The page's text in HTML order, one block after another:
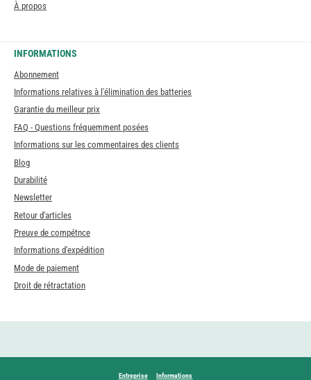
À propos
INFORMATIONS
Abonnement
Informations relatives à l'élimination des batteries
Garantie du meilleur prix
FAQ - Questions fréquemment posées
Informations sur les commentaires des clients
Blog
Durabilité
Newsletter
Retour d'articles
Preuve de compétnce
Informations d'expédition
Mode de paiement
Droit de rétractation
Entreprise Informations